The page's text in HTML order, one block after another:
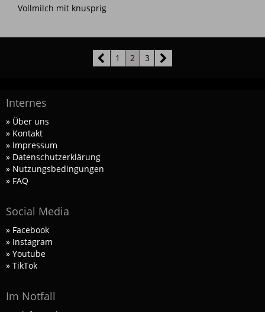
Vollmilch mit knusprig
1 2 3
Internes
» Über uns
» Kontakt
» Impressum
» Datenschutzerklärung
» Nutzungsbedingungen
» FAQ
Social Media
» Facebook
» Instagram
» Youtube
» TikTok
Im Notfall